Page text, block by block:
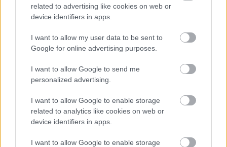
related to advertising like cookies on web or
device identifiers in apps.
I want to allow my user data to be sent to
Google for online advertising purposes.
I want to allow Google to send me
personalized advertising.
I want to allow Google to enable storage
related to analytics like cookies on web or
device identifiers in apps.
I want to allow Google to enable storage
Hakkinen megtartaná a Norris-Piastri párost a
McLarennél, nem borítaná fel Verstappenért